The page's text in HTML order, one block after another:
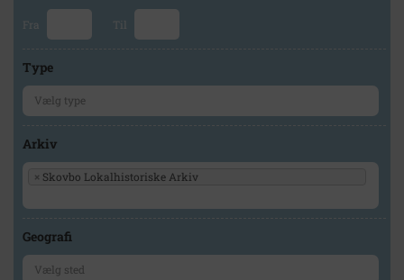
Fra Til
Type
Arkiv
× Skovbo Lokalhistoriske Arkiv
Geografi